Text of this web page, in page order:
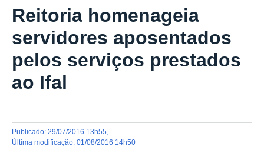
Reitoria homenageia
servidores aposentados
pelos serviços prestados
ao Ifal
publicado: 29/07/2016 13h55
última modificação: 01/08/2016 14h50